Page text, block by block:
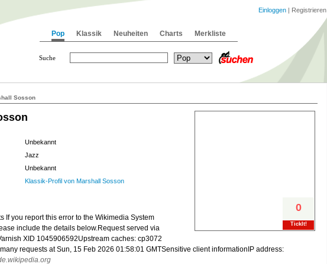
Sosson
0
TickIt!
Unbekannt
Jazz
Unbekannt
Klassik-Profil von Marshall Sosson
If you report this error to the Wikimedia System
include the details below.Request served via
XID 1045906592Upstream caches: cp3072
requests at Sun, 15 Feb 2026 01:58:01 GMTSensitive client informationIP address:
Pop Klassik Neuheiten Charts Merkliste
Einloggen | Registrieren
Suche